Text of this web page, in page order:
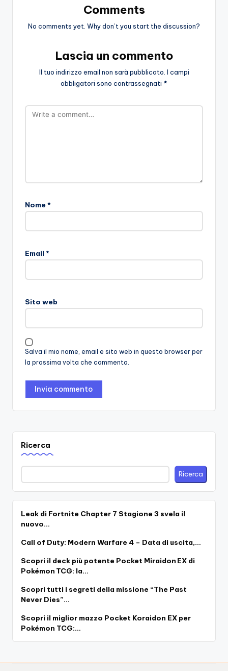
Comments
No comments yet. Why don’t you start the discussion?
Lascia un commento
Il tuo indirizzo email non sarà pubblicato. I campi
obbligatori sono contrassegnati *
Nome *
Email *
Sito web
Salva il mio nome, email e sito web in questo browser per
la prossima volta che commento.
Ricerca
Ricerca
Leak di Fortnite Chapter 7 Stagione 3 svela il
nuovo…
Call of Duty: Modern Warfare 4 – Data di uscita,…
Scopri il deck più potente Pocket Miraidon EX di
Pokémon TCG: la…
Scopri tutti i segreti della missione “The Past
Never Dies”…
Scopri il miglior mazzo Pocket Koraidon EX per
Pokémon TCG:…